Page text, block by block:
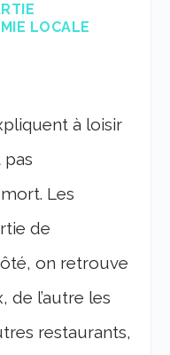
LOCALE
à loisir
pas
Les
de
on retrouve
de l’autre les
restaurants,